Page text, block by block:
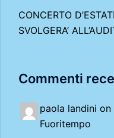
CONCERTO
SVOLGERA’
Commenti
paola landini on
Fuoritempo